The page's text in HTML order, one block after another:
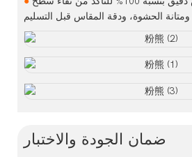
ضمان الجودة والاختبار